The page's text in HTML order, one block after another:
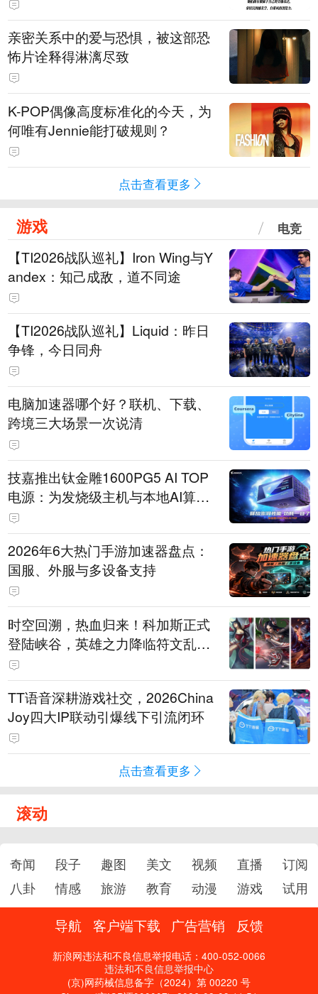
亲密关系中的爱与恐惧，被这部恐
怖片诠释得淋漓尽致
K-POP偶像高度标准化的今天，为
何唯有Jennie能打破规则？
点击查看更多
游戏 电竞
【TI2026战队巡礼】Iron Wing与Y
andex：知己成敌，道不同途
【TI2026战队巡礼】Liquid：昨日
争锋，今日同舟
电脑加速器哪个好？联机、下载、
跨境三大场景一次说清
技嘉推出钛金雕1600PG5 AI TOP
电源：为发烧级主机与本地AI算力
打造旗舰供电方案
2026年6大热门手游加速器盘点：
国服、外服与多设备支持
时空回溯，热血归来！科加斯正式
登陆峡谷，英雄之力降临符文乱
斗！
TT语音深耕游戏社交，2026China
Joy四大IP联动引爆线下引流闭环
点击查看更多
滚动
奇闻 段子 趣图 美文 视频 直播
订阅
八卦
情感 旅游 教育 动漫 游戏 试用
导航 客户端下载 广告营销 反馈
新浪网违法和不良信息举报电话：400-052-0066
违法和不良信息举报中心
(京)网药械信息备字（2024）第 00220 号